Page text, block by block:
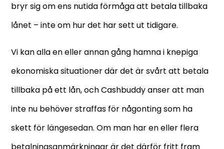
bryr sig om ens nutida förmåga att betala tillbaka
lånet – inte om hur det har sett ut tidigare.
Vi kan alla en eller annan gång hamna i knepiga
ekonomiska situationer där det är svårt att betala
tillbaka på ett lån, och Cashbuddy anser att man
inte nu behöver straffas för någonting som ha
skett för längesedan. Om man har en eller flera